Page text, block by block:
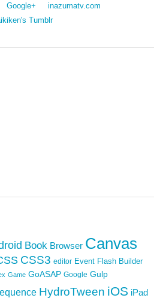
Google+
inazumatv.com
Tumblr
Book Browser Canvas
CSS3 editor Event Flash Builder
Game GoASAP Google Gulp
HydroTween iOS iPad